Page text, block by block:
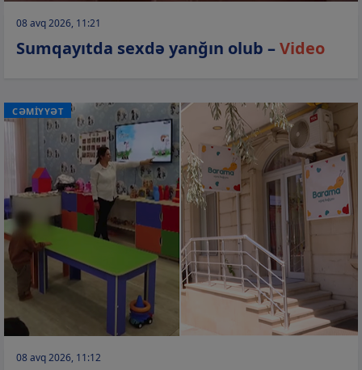
08 avq 2026, 11:21
Sumqayıtda sexdə yanğın olub –Video
CƏMİYYƏT
08 avq 2026, 11:12